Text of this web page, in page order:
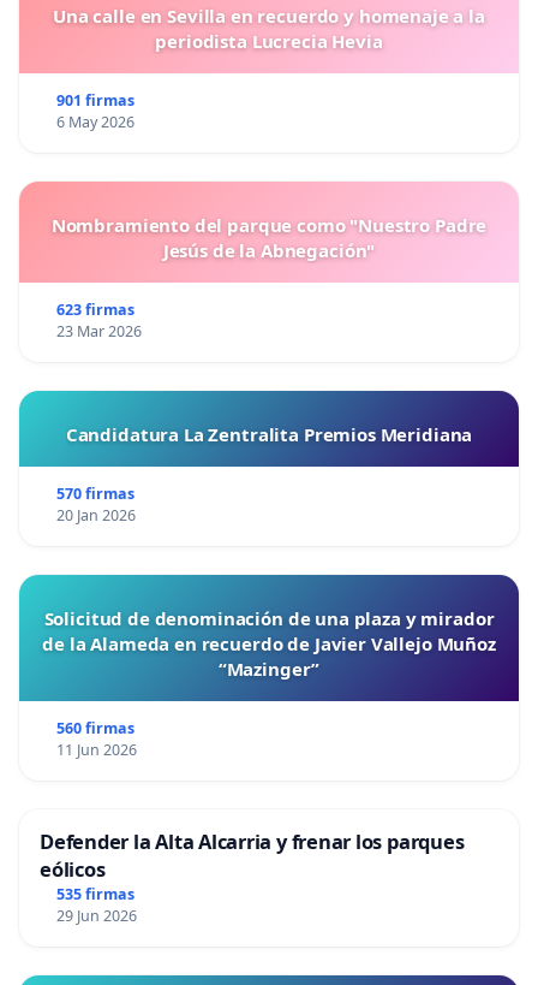
Una calle en Sevilla en recuerdo y homenaje a la
periodista Lucrecia Hevia
901 firmas
6 May 2026
Nombramiento del parque como "Nuestro Padre
Jesús de la Abnegación"
623 firmas
23 Mar 2026
Candidatura La Zentralita Premios Meridiana
570 firmas
20 Jan 2026
Solicitud de denominación de una plaza y mirador
de la Alameda en recuerdo de Javier Vallejo Muñoz
“Mazinger”
560 firmas
11 Jun 2026
Defender la Alta Alcarria y frenar los parques
eólicos
535 firmas
29 Jun 2026